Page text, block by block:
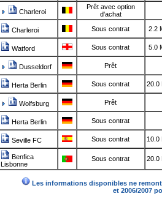
Charleroi
Prêt avec option
d'achat
Charleroi Sous contrat 2.2
Watford Sous contrat 5.0
Dusseldorf Prêt
Herta Berlin Sous contrat 20.0
Wolfsburg Prêt
Herta Berlin Sous contrat
Seville FC Sous contrat 10.0
Benfica
Lisbonne
Sous contrat 20.0
Les informations disponibles ne
et 2006/2007